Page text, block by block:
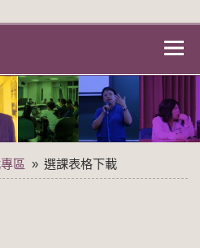
區 選課表格下載